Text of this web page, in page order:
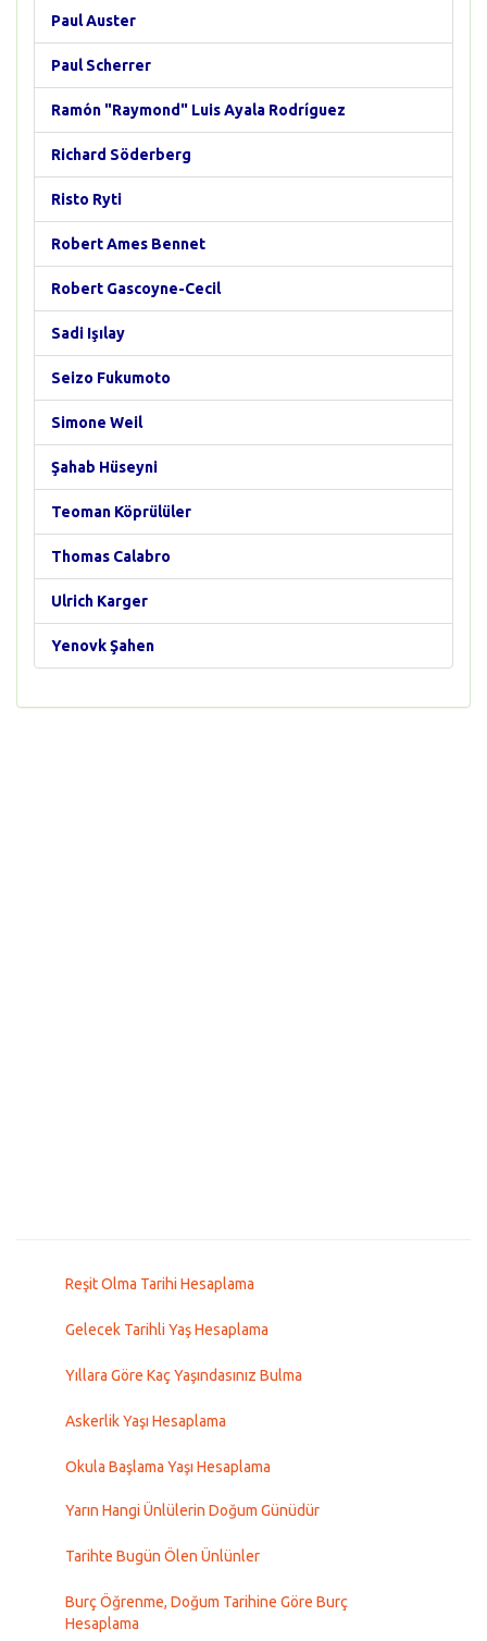
Paul Auster
Paul Scherrer
Ramón "Raymond" Luis Ayala Rodríguez
Richard Söderberg
Risto Ryti
Robert Ames Bennet
Robert Gascoyne-Cecil
Sadi Işılay
Seizo Fukumoto
Simone Weil
Şahab Hüseyni
Teoman Köprülüler
Thomas Calabro
Ulrich Karger
Yenovk Şahen
Reşit Olma Tarihi Hesaplama
Gelecek Tarihli Yaş Hesaplama
Yıllara Göre Kaç Yaşındasınız Bulma
Askerlik Yaşı Hesaplama
Okula Başlama Yaşı Hesaplama
Yarın Hangi Ünlülerin Doğum Günüdür
Tarihte Bugün Ölen Ünlünler
Burç Öğrenme, Doğum Tarihine Göre Burç
Hesaplama